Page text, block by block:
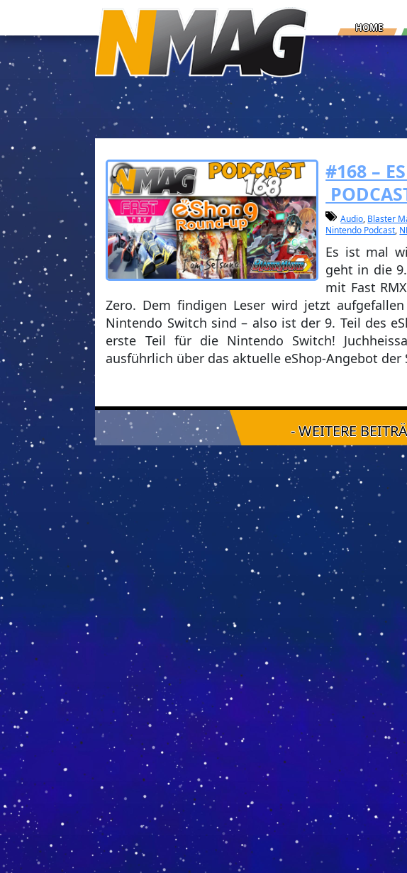
HOME
#168 –
Audio, Blaster
Nintendo Podcast,
Es ist mal
geht in die
mit Fast
Zero. Dem findigen Leser wird jetzt
Nintendo Switch sind – also ist der 9. Teil des
erste Teil für die Nintendo Switch!
ausführlich über das aktuelle eShop-Angebot der
- WEITERE